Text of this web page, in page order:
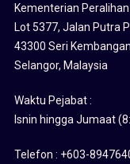
Kementerian
Lot 5377, Jalan Putra
43300 Seri
Selangor, Malaysia
Waktu Pejabat :
Isnin hingga Jumaat
Telefon : +603-